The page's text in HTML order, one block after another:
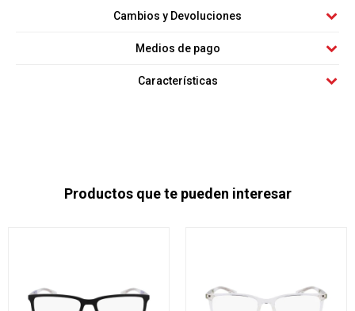
Cambios y Devoluciones
Medios de pago
Características
Productos que te pueden interesar